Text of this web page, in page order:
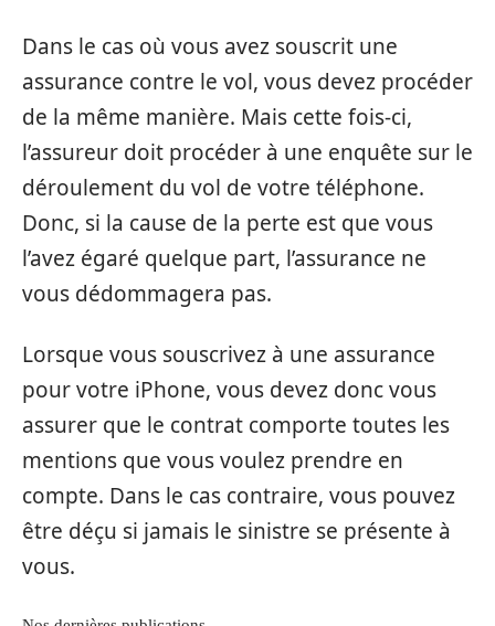
Dans le cas où vous avez souscrit une
assurance contre le vol, vous devez procéder
de la même manière. Mais cette fois-ci,
l’assureur doit procéder à une enquête sur le
déroulement du vol de votre téléphone.
Donc, si la cause de la perte est que vous
l’avez égaré quelque part, l’assurance ne
vous dédommagera pas.
Lorsque vous souscrivez à une assurance
pour votre iPhone, vous devez donc vous
assurer que le contrat comporte toutes les
mentions que vous voulez prendre en
compte. Dans le cas contraire, vous pouvez
être déçu si jamais le sinistre se présente à
vous.